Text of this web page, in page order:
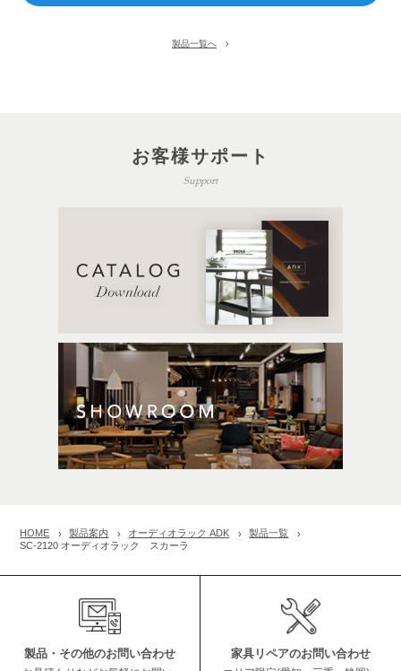
製品一覧へ
お客様サポート
Support
HOME 製品案内 オーディオラック ADK
製品一覧
SC-2120 オーディオラック スカーラ
製品・その他のお問い合わせ 家具リペアのお問い合わせ